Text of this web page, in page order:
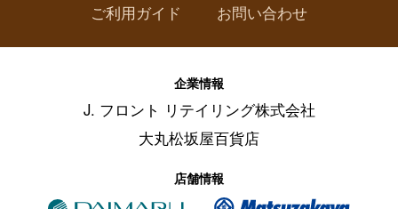
ご利用ガイド お問い合わせ
企業情報
J. フロント リテイリング株式会社
大丸松坂屋百貨店
店舗情報